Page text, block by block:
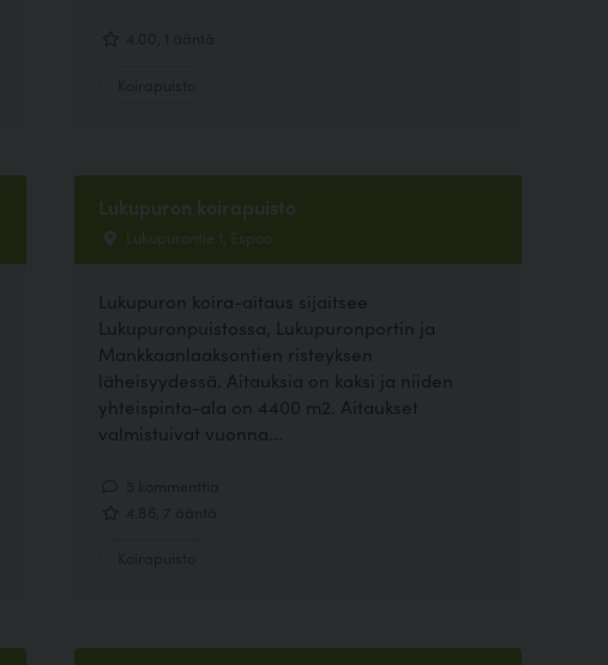
Lukupuron koirapuisto
Lukupurontie 1, Espoo
Lukupuron koira-aitaus sijaitsee
Lukupuronpuistossa, Lukupuronportin ja
Mankkaanlaaksontien risteyksen
läheisyydessä. Aitauksia on kaksi ja niiden
yhteispinta-ala on 4400 m2. Aitaukset
valmistuivat vuonna...